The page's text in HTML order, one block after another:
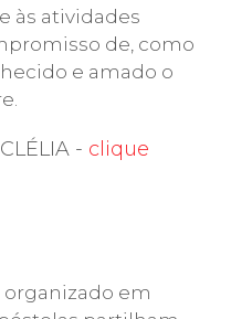
às atividades
de, como
e amado o
- clique
organizado em